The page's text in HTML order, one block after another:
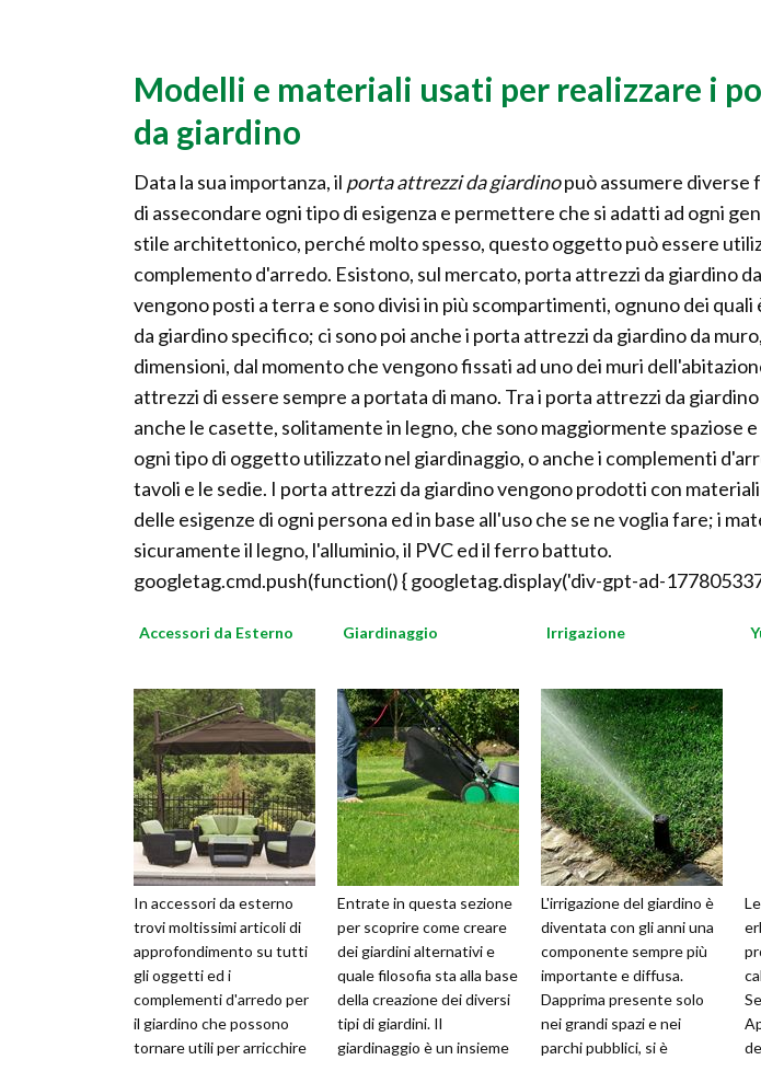
Modelli e materiali usati per realizzare i
da giardino
Data la sua importanza, il porta attrezzi da giardinopuò assumere diverse
di assecondare ogni tipo di esigenza e permettere che si adatti ad ogni
stile architettonico, perché molto spesso, questo oggetto può essere
complemento d'arredo. Esistono, sul mercato, porta attrezzi da giardino
vengono posti a terra e sono divisi in più scompartimenti, ognuno dei
da giardino specifico; ci sono poi anche i porta attrezzi da giardino da
dimensioni, dal momento che vengono fissati ad uno dei muri
attrezzi di essere sempre a portata di mano. Tra i porta attrezzi da
anche le casette, solitamente in legno, che sono maggiormente spaziose
ogni tipo di oggetto utilizzato nel giardinaggio, o anche i complementi
tavoli e le sedie. I porta attrezzi da giardino vengono prodotti con
delle esigenze di ogni persona ed in base all'uso che se ne voglia fare; i
sicuramente il legno, l'alluminio, il PVC ed il ferro battuto.
googletag.cmd.push(function() { googletag.display('div-gpt-ad-
Accessori da Esterno
In accessori da esterno
trovi moltissimi articoli di
approfondimento su tutti
gli oggetti ed i
complementi d'arredo per
il giardino che possono
tornare utili per arricchire
Giardinaggio
Entrate in questa sezione
per scoprire come creare
dei giardini alternativi e
quale filosofia sta alla base
della creazione dei diversi
tipi di giardini. Il
giardinaggio è un insieme
Irrigazione
L'irrigazione del giardino è
diventata con gli anni una
componente sempre più
importante e diffusa.
Dapprima presente solo
nei grandi spazi e nei
parchi pubblici, si è